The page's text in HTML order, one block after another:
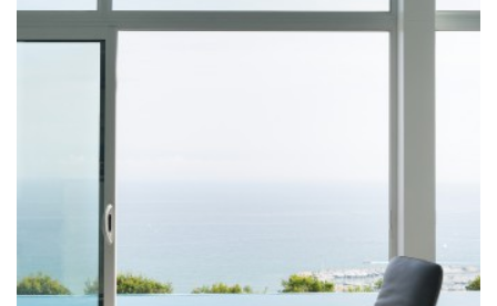
TABLE BASSE
CHAISES
TABLES
BAHUT